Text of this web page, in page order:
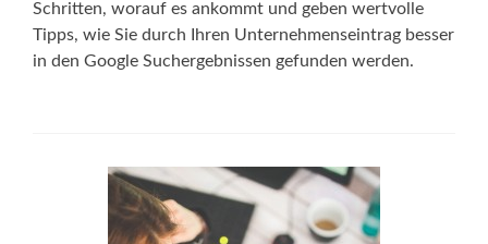
Schritten, worauf es ankommt und geben wertvolle
Tipps, wie Sie durch Ihren Unternehmenseintrag besser
in den Google Suchergebnissen gefunden werden.